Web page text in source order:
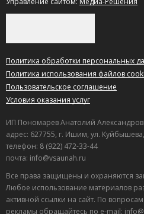
Политика обработки персональных
Политика использования файлов
Пользовательское соглашение
Условия оказания услуг
ИП Пономарев Анатолий
адрес: 627755, г. Ишим, ул.
телефон: 8 (922) 472-33-44
почта: info@vsaunah.ru
Все права защищены и охраняются
Любое использование материалов
активной ссылки на сайт. По
рекламы обращайтесь по e-mail: